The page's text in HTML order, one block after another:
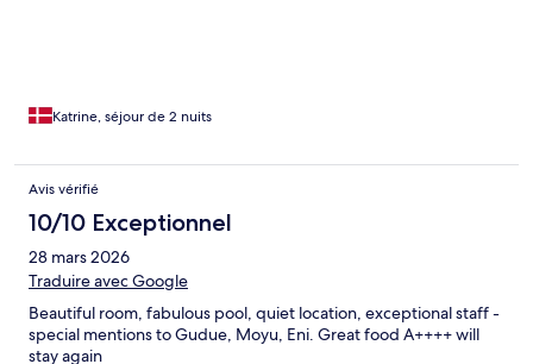
Katrine, séjour de 2 nuits
Avis vérifié
10/10 Exceptionnel
28 mars 2026
Traduire avec Google
Beautiful room, fabulous pool, quiet location, exceptional staff -
special mentions to Gudue, Moyu, Eni. Great food A++++ will
stay again